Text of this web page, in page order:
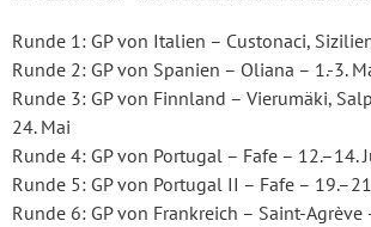
Runde 1: GP von Italien – Custonaci,
Runde 2: GP von Spanien – Oliana – 1.-3.
Runde 3: GP von Finnland – Vierumäki,
24. Mai
Runde 4: GP von Portugal – Fafe – 12.–14.
Runde 5: GP von Portugal II – Fafe –
Runde 6: GP von Frankreich – Saint-Agrève